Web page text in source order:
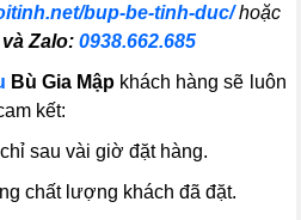
bup-be-tinh-duc/hoặc
Zalo: 0938.662.685
Bù Gia Mập khách hàng sẽ luôn
kết:
sau vài giờ đặt hàng.
chất lượng khách đã đặt.